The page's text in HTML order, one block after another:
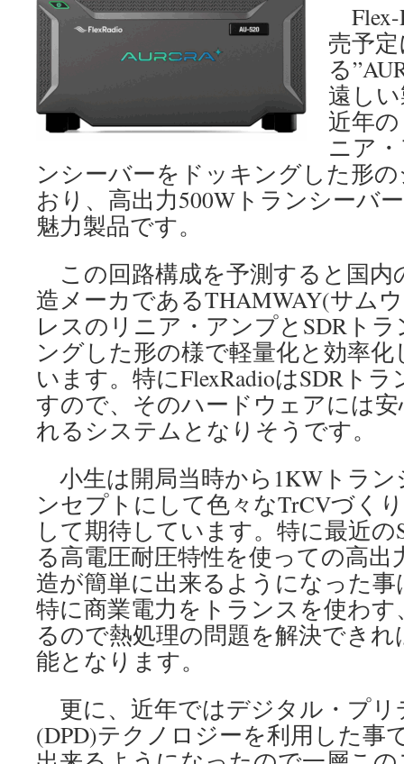
Flex-
売予
る
遠し
近年
ニア
ンシーバーをドッキングした形
おり、高出力500Wトランシーバ
魅力製品です。
この回路構成を予測すると国内
造メーカであるTHAMWAY(サム
レスのリニア・アンプとSDRト
ングした形の様で軽量化と効率
います。特にFlexRadioはSDRト
すので、そのハードウェアには
れるシステムとなりそうです。
小生は開局当時から1KWトラ
ンセプトにして色々なTrCVづく
して期待しています。特に最近
る高電圧耐圧特性を使っての高
造が簡単に出来るようになった
特に商業電力をトランスを使わ
るので熱処理の問題を解決でき
能となります。
更に、近年ではデジタル・プ
(DPD)テクノロジーを利用した事